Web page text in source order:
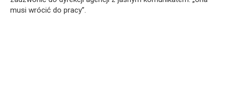
musi wrócić do pracy”.